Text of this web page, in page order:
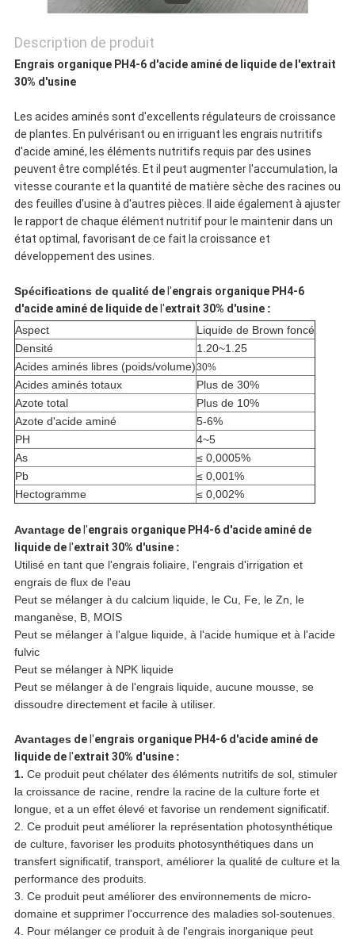
CONFIDENTIALITÉ
Description de produit
Engrais organique PH4-6 d'acide aminé de liquide de l'extrait
30% d'usine
Les acides aminés sont d'excellents régulateurs de croissance
de plantes. En pulvérisant ou en irriguant les engrais nutritifs
d'acide aminé, les éléments nutritifs requis par des usines
peuvent être complétés. Et il peut augmenter l'accumulation, la
vitesse courante et la quantité de matière sèche des racines ou
des feuilles d'usine à d'autres pièces. Il aide également à ajuster
le rapport de chaque élément nutritif pour le maintenir dans un
état optimal, favorisant de ce fait la croissance et
développement des usines.
Spécifications de qualitédel'engrais organique PH4-6
d'acide aminé de liquide del'extrait 30% d'usine :
Aspect
Liquide de Brown foncé
Densité
1.20~1.25
Acides aminés libres (poids/volume)30%
Acides aminés totaux
Plus de 30%
Azote total
Plus de 10%
Azote d'acide aminé
5-6%
PH
4~5
As
≤ 0,0005%
Pb
≤ 0,001%
Hectogramme
≤ 0,002%
Avantagedel'engrais organique PH4-6 d'acide aminé de
liquide del'extrait 30% d'usine :
Utilisé en tant que l'engrais foliaire, l'engrais d'irrigation et
engrais de flux de l'eau
Peut se mélanger à du calcium liquide, le Cu, Fe, le Zn, le
manganèse, B, MOIS
Peut se mélanger à l'algue liquide, à l'acide humique et à l'acide
fulvic
Peut se mélanger à NPK liquide
Peut se mélanger à de l'engrais liquide, aucune mousse, se
dissoudre directement et facile à utiliser.
Avantages del'engrais organique PH4-6 d'acide aminé de
liquide del'extrait 30% d'usine :
1. Ce produit peut chélater des éléments nutritifs de sol, stimuler
la croissance de racine, rendre la racine de la culture forte et
longue, et a un effet élevé et favorise un rendement significatif.
2. Ce produit peut améliorer la représentation photosynthétique
de culture, favoriser les produits photosynthétiques dans un
transfert significatif, transport, améliorer la qualité de culture et la
performance des produits.
3. Ce produit peut améliorer des environnements de micro-
domaine et supprimer l'occurrence des maladies sol-soutenues.
4. Pour mélanger ce produit à de l'engrais inorganique peut